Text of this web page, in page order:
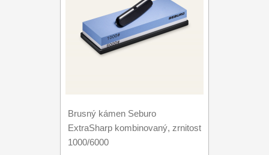
Brusný kámen Seburo
ExtraSharp kombinovaný, zrnitost
1000/6000